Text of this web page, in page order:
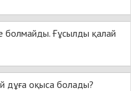
болмайды. Ғұсылды қалай
дұға оқыса болады?